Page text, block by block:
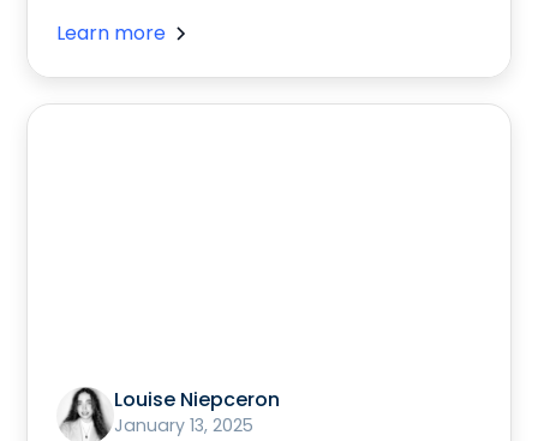
Learn more
Louise Niepceron
January 13, 2025